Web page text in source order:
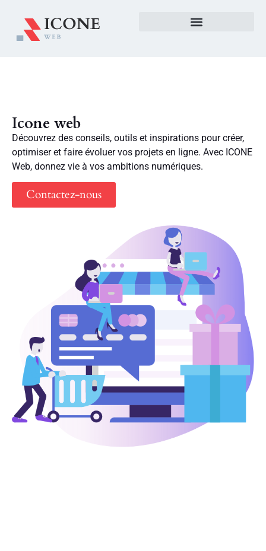
Icone web
Découvrez des conseils, outils et inspirations pour créer,
optimiser et faire évoluer vos projets en ligne. Avec ICONE
Web, donnez vie à vos ambitions numériques.
Contactez-nous